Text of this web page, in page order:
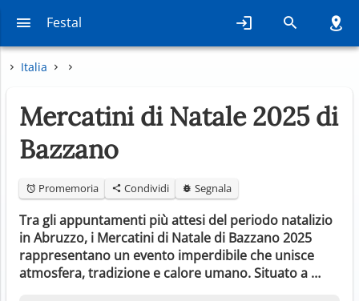
Festal
Italia
Mercatini di Natale 2025 di
Bazzano
Promemoria Condividi Segnala
Tra gli appuntamenti più attesi del periodo natalizio
in Abruzzo, i Mercatini di Natale di Bazzano 2025
rappresentano un evento imperdibile che unisce
atmosfera, tradizione e calore umano. Situato a …